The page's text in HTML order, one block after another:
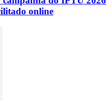
online